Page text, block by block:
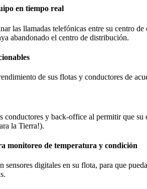
en tiempo real
las llamadas telefónicas entre su centro
abandonado el centro de distribución.
de sus flotas y conductores de
conductores y back-office al permitir que
la Tierra!).
monitoreo de temperatura y condición
sensores digitales en su flota, para que